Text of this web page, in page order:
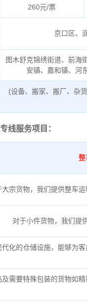
260元/票
京口区、
图木舒克锦绣街道、前海
安镇、嘉和镇、河
(设备、搬家、搬厂、杂
线服务项目：
整
大宗货物，我们提供整车
对于小件货物，我们提
化的仓储设施，能够为
及需要特殊包装的货物如